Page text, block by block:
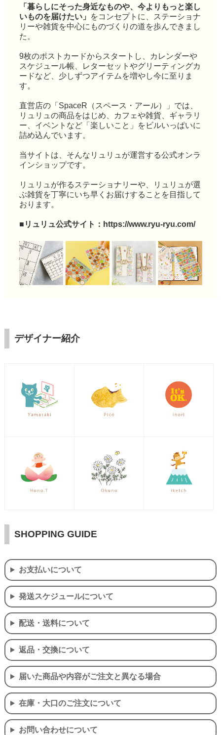
「暮らしにそった身近なものや、今よりもっと楽し
いものを届けたい」
をコンセプトに、ステーショナ
リーや雑貨を中心にものづくりの道を歩んできまし
た。
9枚のポストカードからスタートし、カレンダーや
スケジュール帳、レターセットやグリーティングカ
ードなど、少しずつアイテムを増やし今に至りま
す。
直営店の「SpaceR（スペース・アール）」では、
リュリュの商品をはじめ、カフェや雑貨、ギャラリ
ー、イベントなど「楽しいこと」をビルいっぱいに
詰め込んでいます。
当サイトは、そんなリュリュが運営する公式オンラ
インショップです。
リュリュが作るステーショナリーや、リュリュが選
ぶ雑貨を丁寧にいち早くお届けすることを目指して
おります。
■リュリュ公式サイト： https://www.ryu-ryu.com/
デザイナー紹介
SHOPPING GUIDE
お支払いについて
発送スケジュールについて
配送・送料について
返品・交換について
届いた商品や内容がご注文と異なる場合
在庫・大口のご注文について
お問い合わせについて